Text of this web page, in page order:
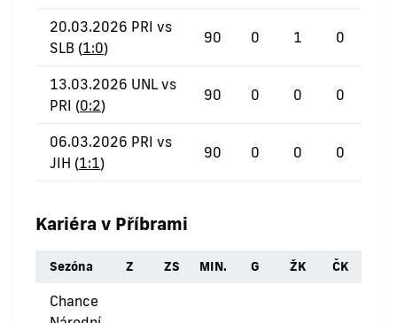
20.03.2026 PRI vs
SLB (1:0)
90 0 1 0
13.03.2026 UNL vs
PRI (0:2)
90 0 0 0
06.03.2026 PRI vs
JIH (1:1)
90 0 0 0
Kariéra v Příbrami
Sezóna Z ZS MIN. G ŽK ČK
Chance